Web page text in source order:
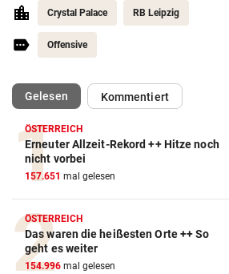
Crystal Palace RB Leipzig
Offensive
Gelesen(ausgewählt)Kommentiert
ÖSTERREICH
Erneuter Allzeit-Rekord ++ Hitze noch
nicht vorbei
157.651 mal gelesen
ÖSTERREICH
Das waren die heißesten Orte ++ So
geht es weiter
154.996 mal gelesen
Action-Cam Vergleich
ZUM VERGLEICH
Crosstrainer Vergleich
ZUM VERGLEICH
E-Bike Vergleich